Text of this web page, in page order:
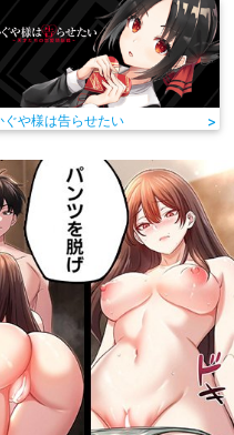
ぐや様は告らせたい >